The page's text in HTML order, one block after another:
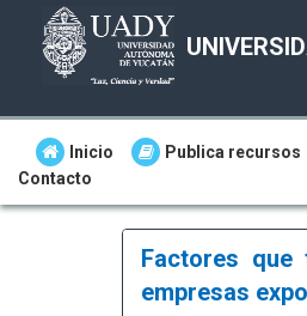
Inicio
Publica recursos
Contacto
Factores que
empresas